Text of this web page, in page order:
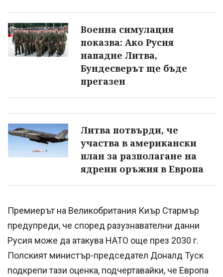
Военна симулация
показва: Ако Русия
нападне Литва,
Бундесверът ще бъде
прегазен
Литва потвърди, че
участва в американски
план за разполагане на
ядрени оръжия в Европа
Премиерът на Великобритания Киър Стармър
предупреди, че според разузнавателни данни
Русия може да атакува НАТО още през 2030 г.
Полският министър-председател Доналд Туск
подкрепи тази оценка, подчертавайки, че Европа